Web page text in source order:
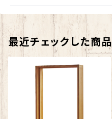
最近チェックした商品